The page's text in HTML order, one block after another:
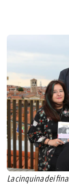
La cinquina dei